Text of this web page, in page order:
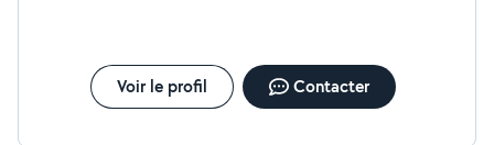
Voir le profil Contacter